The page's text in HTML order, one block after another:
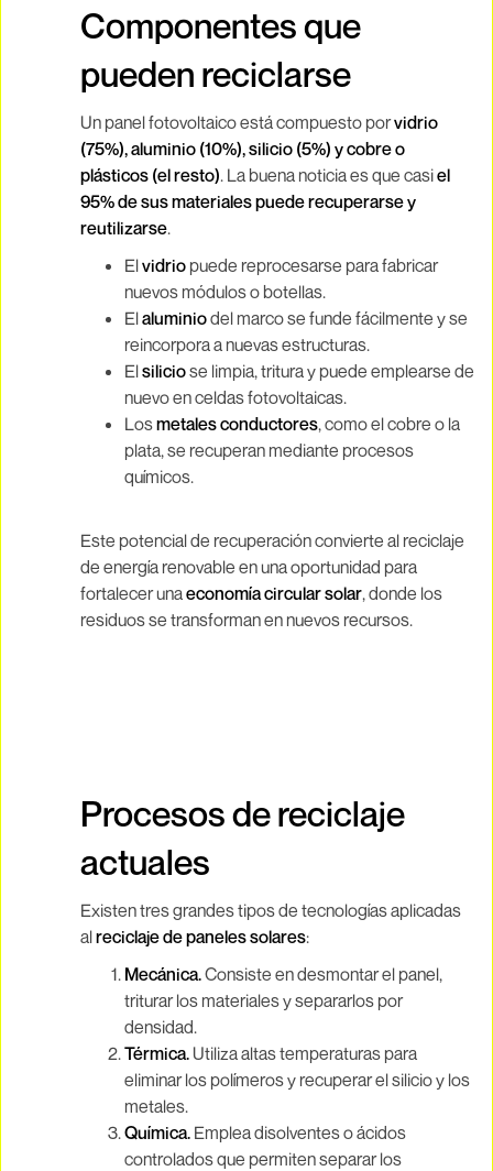
Componentes que
pueden reciclarse
Un panel fotovoltaico está compuesto porvidrio
(75%), aluminio (10%), silicio (5%) y cobre o
plásticos (el resto). La buena noticia es que casiel
95% de sus materiales puede recuperarse y
reutilizarse.
Elvidrio puede reprocesarse para fabricar
nuevos módulos o botellas.
Elaluminiodel marco se funde fácilmente y se
reincorpora a nuevas estructuras.
Elsiliciose limpia, tritura y puede emplearse de
nuevo en celdas fotovoltaicas.
Losmetales conductores, como el cobre o la
plata, se recuperan mediante procesos
químicos.
Este potencial de recuperación convierte al reciclaje
de energía renovable en una oportunidad para
fortalecer unaeconomía circular solar, donde los
residuos se transforman en nuevos recursos.
Procesos de reciclaje
actuales
Existen tres grandes tipos de tecnologías aplicadas
alreciclaje de paneles solares:
Mecánica.Consiste en desmontar el panel,
triturar los materiales y separarlos por
densidad.
Térmica. Utiliza altas temperaturas para
eliminar los polímeros y recuperar el silicio y los
metales.
Química. Emplea disolventes o ácidos
controlados que permiten separar los